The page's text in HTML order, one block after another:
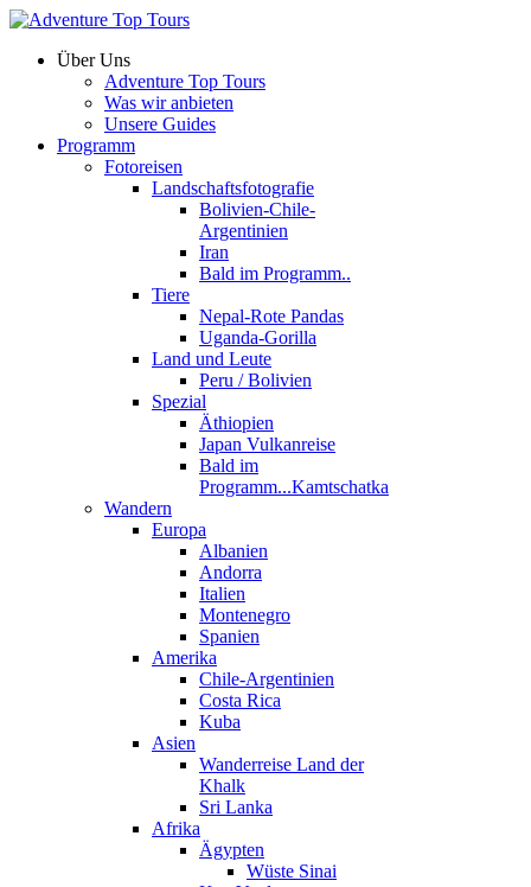
Über Uns
Adventure Top Tours
Was wir anbieten
Unsere Guides
Programm
Fotoreisen
Landschaftsfotografie
Bolivien-Chile-
Argentinien
Iran
Bald im Programm..
Tiere
Nepal-Rote Pandas
Uganda-Gorilla
Land und Leute
Peru / Bolivien
Spezial
Äthiopien
Japan Vulkanreise
Bald im
Programm...Kamtschatka
Wandern
Europa
Albanien
Andorra
Italien
Montenegro
Spanien
Amerika
Chile-Argentinien
Costa Rica
Kuba
Asien
Wanderreise Land der
Khalk
Sri Lanka
Afrika
Ägypten
Wüste Sinai